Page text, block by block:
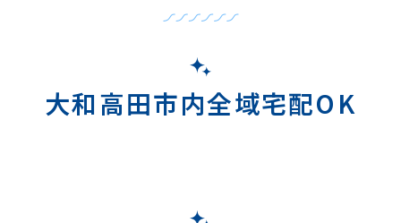
大和高田市内全域宅配OK